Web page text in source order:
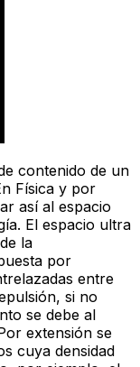
contenido de un
Física y por
así al espacio
El espacio ultra
la
por
entre
si no
se debe al
extensión se
cuya densidad